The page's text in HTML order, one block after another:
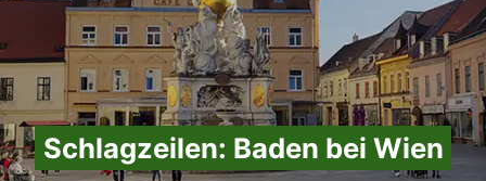
Schlagzeilen: Baden bei Wien